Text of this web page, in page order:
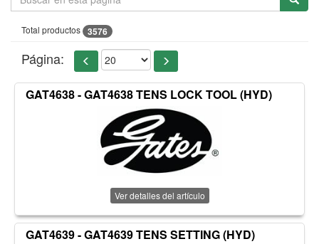
Total productos 3576
Página:
GAT4638 - GAT4638 TENS LOCK TOOL (HYD)
Ver detalles del artículo
GAT4639 - GAT4639 TENS SETTING (HYD)